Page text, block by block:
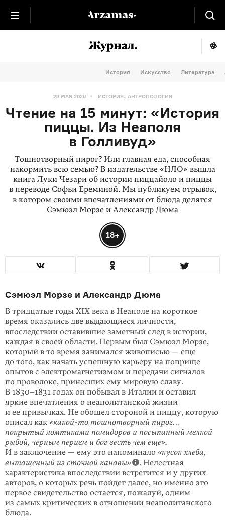
История Искусство Литература
29 МАЯ 2026 ИСТОРИЯ, АНТРОПОЛОГИЯ
Чтение на 15 минут: «История
пиццы. Из Неаполя
в Голливуд»
Тошнотворный пирог? Или главная еда, способная
накормить всю семью? В издательстве «НЛО» вышла
книга Луки Чезари об истории пиццайоло и пиццы
в переводе Софьи Ереминой. Мы публикуем отрывок,
в котором своими впечатлениями от блюда делятся
Сэмюэл Морзе и Александр Дюма
18+
Сэмюэл Морзе и Александр Дюма
В тридцатые годы XIX века в Неаполе на короткое
время оказались две выдаю­щиеся личности,
впоследствии оставившие заметный след в истории,
каждая в своей области. Первым был Сэмюэл Морзе,
который в то время занимался живописью — еще
до того, как начать успешную карьеру на поприще
опытов с электромагнетизмом и передачи сигналов
по проволоке, принесших ему мировую славу.
В 1830–1831 годах он побывал в Италии и оставил
яркие впечатления о неаполитанской жизни
и ее привычках. Не обошел стороной и пиццу, которую
описал как «какой-то тошнотворный пирог…
покрытый ломтиками помидоров и посыпанный мелкой
рыбой, черным перцем и бог весть чем еще».
И в заключение — ему это напоминало «кусок хлеба,
вытащенный из сточной канавы»
. Нелестная
характеристика впоследствии встретится и у других
авторов, о которых речь пойдет далее, но именно это
первое свидетельство остается, пожалуй, одним
из самых критических в отношении неаполитанского
блюда.